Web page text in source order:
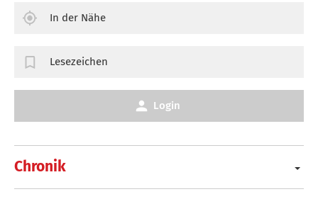
Chronik
In der Nähe
Lesezeichen
Login